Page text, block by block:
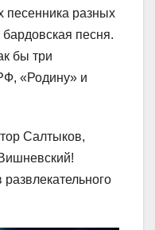
песенника разных
песня.
бы три
«Родину» и
Салтыков,